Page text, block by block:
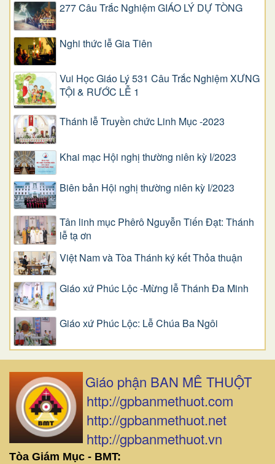
277 Câu Trắc Nghiệm GIÁO LÝ DỰ TÒNG
Nghi thức lễ Gia Tiên
Vui Học Giáo Lý 531 Câu Trắc Nghiệm XƯNG
TỘI & RƯỚC LỄ 1
Thánh lễ Truyền chức Linh Mục -2023
Khai mạc Hội nghị thường niên kỳ I/2023
Biên bản Hội nghị thường niên kỳ I/2023
Tân linh mục Phêrô Nguyễn Tiến Đạt: Thánh
lễ tạ ơn
Việt Nam và Tòa Thánh ký kết Thỏa thuận
Giáo xứ Phúc Lộc -Mừng lễ Thánh Đa Minh
Giáo xứ Phúc Lộc: Lễ Chúa Ba Ngôi
Giáo phận BAN MÊ THUỘT
http://gpbanmethuot.com
http://gpbanmethuot.net
http://gpbanmethuot.vn
Tòa Giám Mục - BMT: